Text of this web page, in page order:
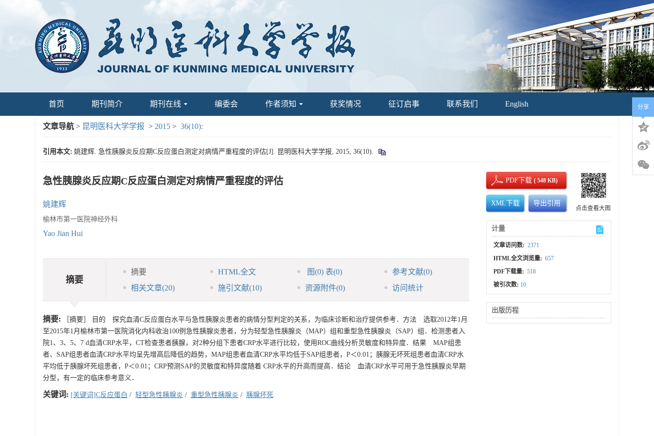
首页 期刊简介 期刊在线 编委会 作者须知 获奖情况 征订启事 联系我们 English
文章导航 > 昆明医科大学学报 > 2015 > 36(10):
引用本文: 姚建辉. 急性胰腺炎反应期C反应蛋白测定对病情严重程度的评估[J]. 昆明医科大学学报, 2015, 36(10).
急性胰腺炎反应期C反应蛋白测定对病情严重程度的评估
姚建辉
榆林市第一医院神经外科
Yao Jian Hui
摘要
摘要 HTML全文 图(0) 表(0) 参考文献(0)
相关文章(20) 施引文献(10) 资源附件(0) 访问统计
摘要: ［摘要］ 目的 探究血清C反应蛋白水平与急性胰腺炎患者的病情分型判定的关系，为临床诊断和治疗提供参考．方法 选取2012年1月
至2015年1月榆林市第一医院消化内科收治100例急性胰腺炎患者，分为轻型急性胰腺炎（MAP）组和重型急性胰腺炎（SAP）组．检测患者入
院1、3、5、7 d血清CRP水平，CT检查患者胰腺，对2种分组下患者CRP水平进行比较，使用ROC曲线分析灵敏度和特异度．结果 MAP组患
者、SAP组患者血清CRP水平均呈先增高后降低的趋势，MAP组患者血清CRP水平均低于SAP组患者，P＜0.01；胰腺无坏死组患者血清CRP水
平均低于胰腺坏死组患者，P＜0.01；CRP预测SAP的灵敏度和特异度随着 CRP水平的升高而提高．结论 血清CRP水平可用于急性胰腺炎早期
分型，有一定的临床参考意义．
关键词: [关键词]C反应蛋白 / 轻型急性胰腺炎 / 重型急性胰腺炎 / 胰腺坏死
PDF下载( 548 KB)
XML下载 导出引用
点击查看大图
计量
文章访问数: 2371
HTML全文浏览量: 657
PDF下载量: 518
被引次数: 10
出版历程
分享